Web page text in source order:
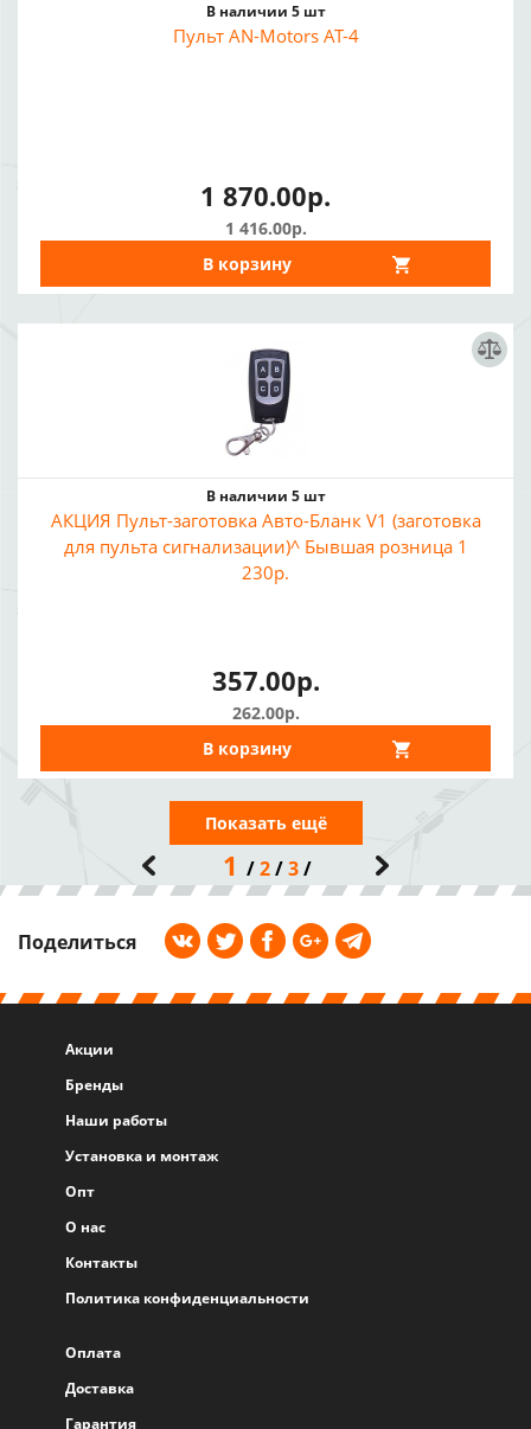
В наличии 5 шт
Пульт AN-Motors AT-4
1 870.00р.
1 416.00р.
В корзину
В наличии 5 шт
АКЦИЯ Пульт-заготовка Авто-Бланк V1 (заготовка
для пульта сигнализации)^ Бывшая розница 1
230р.
357.00р.
262.00р.
В корзину
Показать ещё
1 2 3
Поделиться
Акции
Бренды
Наши работы
Установка и монтаж
Опт
О нас
Контакты
Политика конфиденциальности
Оплата
Доставка
Гарантия